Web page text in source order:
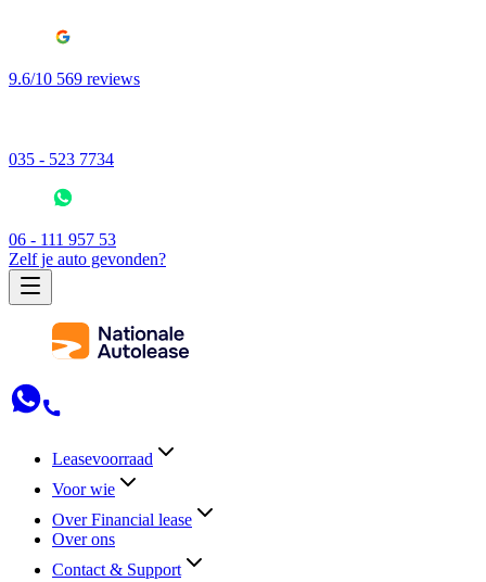
9.6/10 569 reviews
035 - 523 7734
06 - 111 957 53
Zelf je auto gevonden?
Leasevoorraad
Voor wie
Over Financial lease
Over ons
Contact & Support